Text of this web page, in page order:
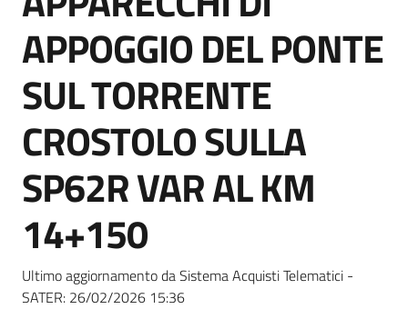
English
site
Seguici
su
APPOGGIO DEL PONTE
SUL TORRENTE
CROSTOLO SULLA
SP62R VAR AL KM
14+150
Ultimo aggiornamento da Sistema Acquisti Telematici -
SATER: 26/02/2026 15:36